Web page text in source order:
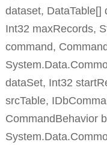
dataset, DataTable[]
Int32 maxRecords,
command,
dataSet, Int32
srcTable,
CommandBehavior